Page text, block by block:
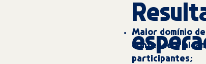
Maior domínio
conteúdo e
participantes;